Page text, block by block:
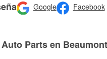
Google Facebook
Parts en Beaumont